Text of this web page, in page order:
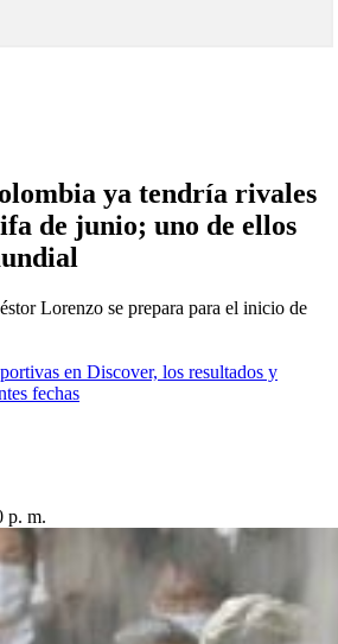
ya tendría rivales
de junio; uno de ellos
Lorenzo se prepara para el inicio de
en Discover, los resultados y
fechas
p. m.